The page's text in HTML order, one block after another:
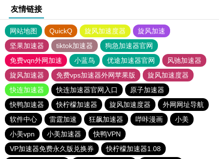
友情链接
网站地图 QuickQ 旋风加速度器
旋风加速
坚果加速器
tiktok加速器
狗急加速器官网
免费vqn外网加速
小蓝鸟 优途加速器官网
风驰加速器
旋风加速器
免费vps加速器外网苹果版
旋风加速度器
快连加速器
快连加速器官网入口
原子加速器
快鸭加速器
快柠檬加速器 旋风加速度器
外网网址导航
软件中心
雷霆加速 狂飙加速器 哔咔漫画
小美
小美vpn
小美加速器
快鸭VPN
VP加速器免费永久版兑换券
快柠檬加速器1.08